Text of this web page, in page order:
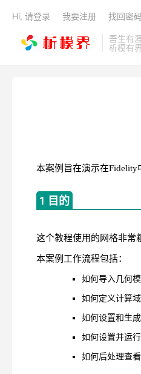
吾生有
析模有
Hi, 请登录 我要注册 找回密码
本案例旨在演示在Fidelity
1 目的
这个教程使用的网格非常
本案例工作流程包括：
如何导入几何模
如何定义计算域
如何设置和生成
如何设置并运行
如何后处理查看